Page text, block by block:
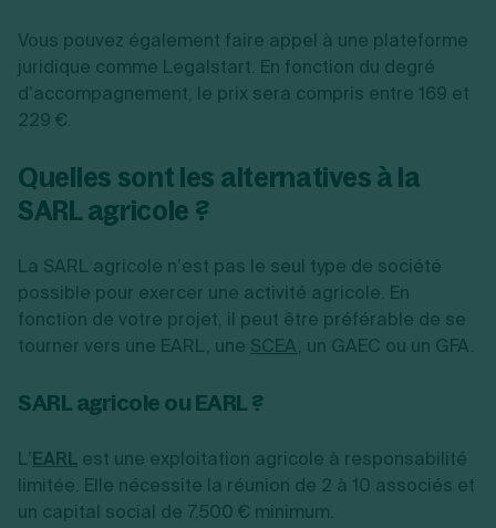
Vous pouvez également faire appel à une plateforme
juridique comme Legalstart. En fonction du degré
d’accompagnement, le prix sera compris entre 169 et
229 €.
Quelles sont les alternatives à la
SARL agricole ?
La SARL agricole n’est pas le seul type de société
possible pour exercer une activité agricole. En
fonction de votre projet, il peut être préférable de se
tourner vers une EARL, une SCEA, un GAEC ou un GFA.
SARL agricole ou EARL ?
L’EARL est une exploitation agricole à responsabilité
limitée. Elle nécessite la réunion de 2 à 10 associés et
un capital social de 7.500 € minimum.